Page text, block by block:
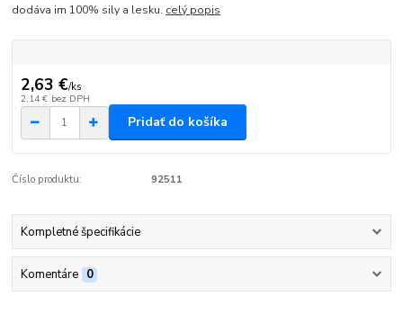
dodáva im 100% sily a lesku. celý popis
2,63 €/ks
2,14 € bez DPH
Pridať do košíka
Číslo produktu: 92511
Kompletné špecifikácie
Komentáre 0